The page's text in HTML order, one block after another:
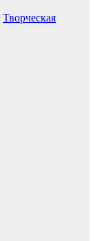
Творческая